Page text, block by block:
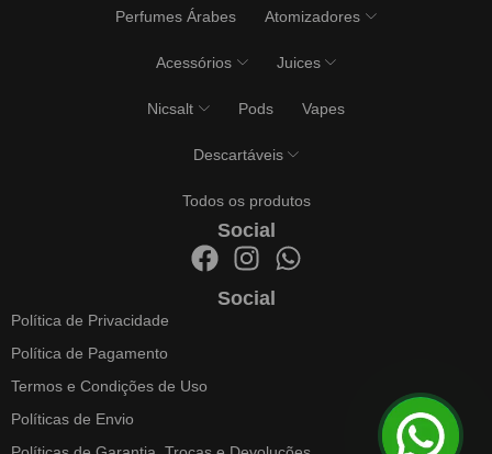
Perfumes Árabes Atomizadores
Acessórios Juices
Nicsalt Pods Vapes
Descartáveis
Todos os produtos
Social
Social
Política de Privacidade
Política de Pagamento
Termos e Condições de Uso
Políticas de Envio